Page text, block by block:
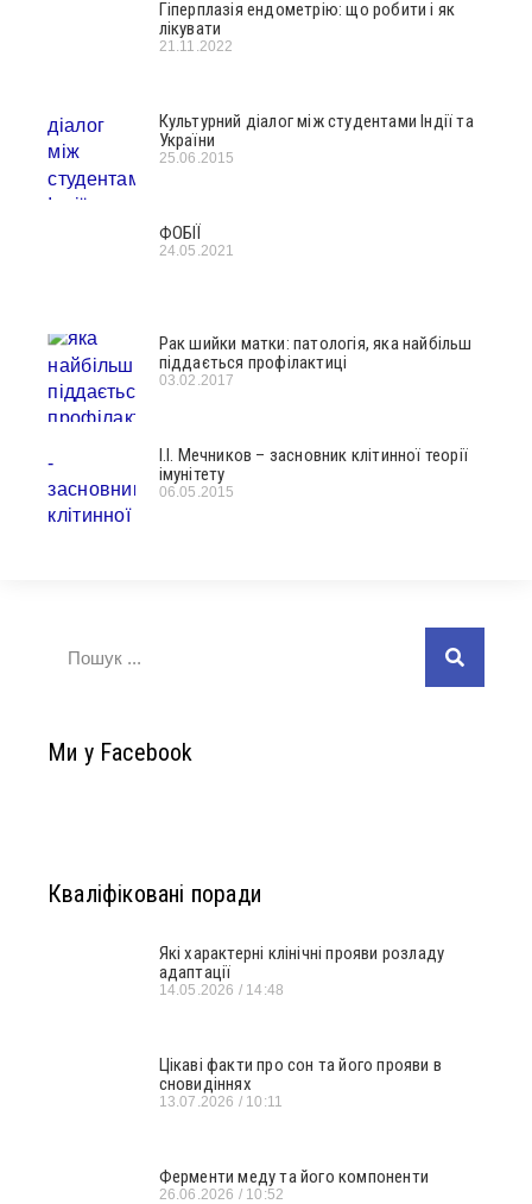
Гіперплазія ендометрію: що робити і як
лікувати
21.11.2022
Культурний діалог між студентами Індії та
України
25.06.2015
ФОБІЇ
24.05.2021
Рак шийки матки: патологія, яка найбільш
піддається профілактиці
03.02.2017
І.І. Мечников – засновник клітинної теорії
імунітету
06.05.2015
Ми у Facebook
Кваліфіковані поради
Які характерні клінічні прояви розладу
адаптації
14.05.2026 14:48
Цікаві факти про сон та його прояви в
сновидіннях
13.07.2026 10:11
Ферменти меду та його компоненти
26.06.2026 10:52